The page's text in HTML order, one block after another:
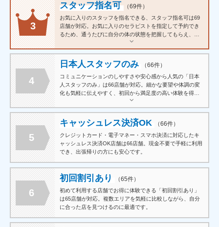
3
スタッフ指名可 （69件）
お気に入りのスタッフを指名できる、スタッフ指名可は69
店舗が対応。お気に入りのセラピストを指定して予約でき
るため、通うたびに自分の体の状態を把握してもらえ、気
心の知れているので、リラックスして施術を受けられま
す。相性の良いセラピストと長く付き合えることで、通う
のが楽しみになるサロン探しにおすすめの条件です。
4
日本人スタッフのみ （66件）
コミュニケーションのしやすさや安心感から人気の「日本
人スタッフのみ」は66店舗が対応。細かな要望や体調の変
化も気軽に伝えやすく、初回から満足度の高い体験を得や
5
キャッシュレス決済OK （66件）
クレジットカード・電子マネー・スマホ決済に対応したキ
ャッシュレス決済OK店舗は66店舗。現金不要で手軽に利用
でき、出張帰りの方にも安心です。
6
初回割引あり （65件）
初めて利用する店舗でお得に体験できる「初回割引あり」
は65店舗が対応。複数エリアを気軽に比較しながら、自分
に合った店を見つけるのに最適です。